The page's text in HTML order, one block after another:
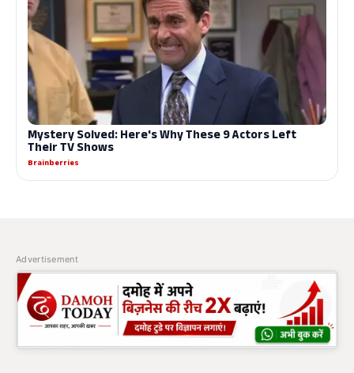
Advertisement